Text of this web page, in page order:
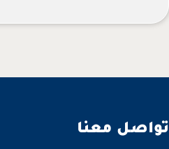
تواصل معنا